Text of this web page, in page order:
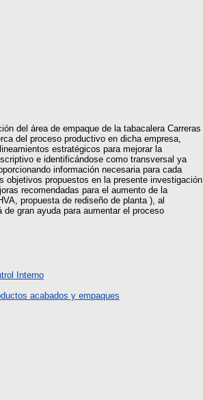
del área de empaque de la tabacalera Carreras
del proceso productivo en dicha empresa,
estratégicos para mejorar la
e identificándose como transversal ya
información necesaria para cada
objetivos propuestos en la presente investigación
recomendadas para el aumento de la
propuesta de rediseño de planta ), al
gran ayuda para aumentar el proceso
Interno
acabados y empaques